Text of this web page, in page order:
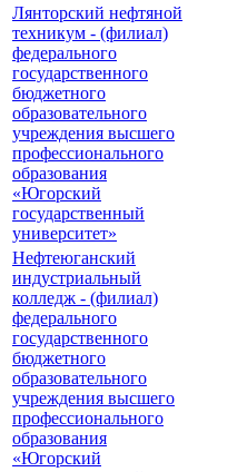
Лянторский нефтяной
техникум - (филиал)
федерального
государственного
бюджетного
образовательного
учреждения высшего
профессионального
образования
«Югорский
государственный
университет»
Нефтеюганский
индустриальный
колледж - (филиал)
федерального
государственного
бюджетного
образовательного
учреждения высшего
профессионального
образования
«Югорский